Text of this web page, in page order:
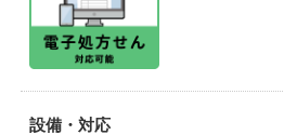
設備・対応